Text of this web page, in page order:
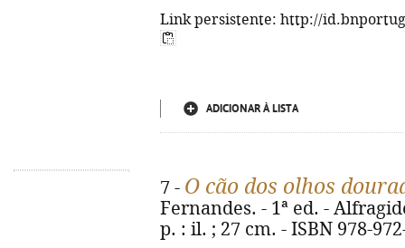
Link persistente: http://
ADICIONAR À LISTA
7 - O cão dos olhos
Fernandes. - 1ª ed. -
p. : il. ; 27 cm. - ISBN 978-